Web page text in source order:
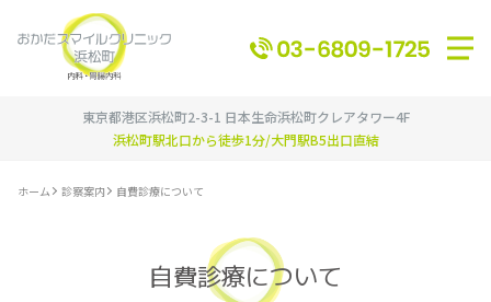
東京都港区浜松町2-3-1 日本生命浜松町クレアタワー4F
浜松町駅北口から徒歩1分/大門駅B5出口直結
ホーム 診察案内 自費診療について
自費診療について